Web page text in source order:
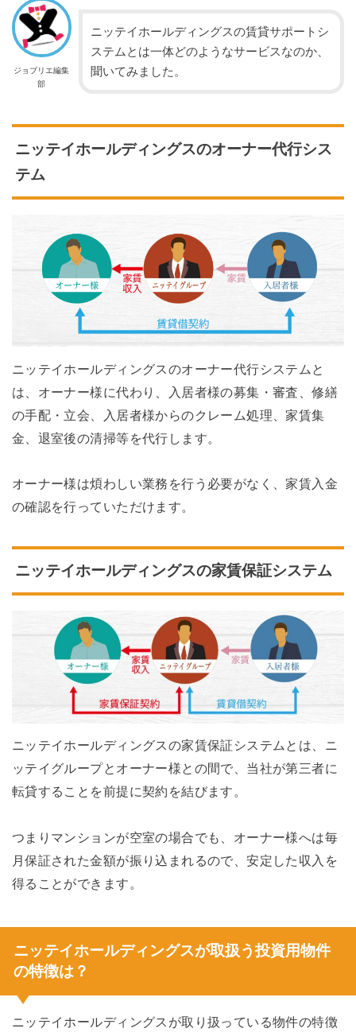
ジョブリエ編集
部
ニッテイホールディングスの賃貸サポートシ
ステムとは一体どのようなサービスなのか、
聞いてみました。
ニッテイホールディングスのオーナー代行シス
テム
ニッテイホールディングスのオーナー代行システムと
は、オーナー様に代わり、入居者様の募集・審査、修繕
の手配・立会、入居者様からのクレーム処理、家賃集
金、退室後の清掃等を代行します。
オーナー様は煩わしい業務を行う必要がなく、家賃入金
の確認を行っていただけます。
ニッテイホールディングスの家賃保証システム
ニッテイホールディングスの家賃保証システムとは、ニ
ッテイグループとオーナー様との間で、当社が第三者に
転貸することを前提に契約を結びます。
つまりマンションが空室の場合でも、オーナー様へは毎
月保証された金額が振り込まれるので、安定した収入を
得ることができます。
ニッテイホールディングスが取扱う投資用物件
の特徴は？
ニッテイホールディングスが取り扱っている物件の特徴